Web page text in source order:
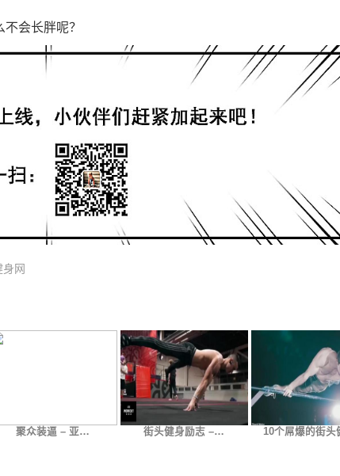
会长胖呢？
网
聚众装逼 – 亚… 街头健身励志 –… 10个屌爆的街